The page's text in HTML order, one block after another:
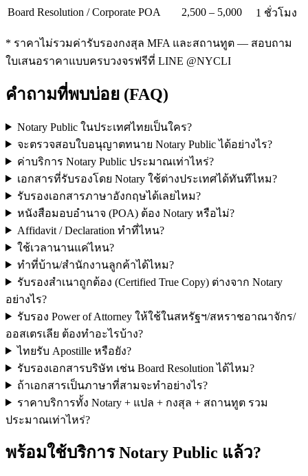
Board Resolution / Corporate POA
2,500 – 5,000 1 ชั่วโมง
* ราคาไม่รวมค่ารับรองกงสุล MFA และสถานทูต — สอบถาม
ใบเสนอราคาแบบครบวงจรฟรีที่ LINE @NYCLI
คำถามที่พบบ่อย (FAQ)
Notary Public ในประเทศไทยเป็นใคร?
จะตรวจสอบใบอนุญาตทนาย Notary Public ได้อย่างไร?
ค่าบริการ Notary Public ประมาณเท่าไหร่?
เอกสารที่รับรองโดย Notary ใช้ต่างประเทศได้ทันทีไหม?
รับรองเอกสารภาษาอังกฤษได้เลยไหม?
หนังสือมอบอำนาจ (POA) ต้อง Notary หรือไม่?
Affidavit / Declaration ทำที่ไหน?
ใช้เวลานานแค่ไหน?
ทำที่บ้าน/สำนักงานลูกค้าได้ไหม?
รับรองสำเนาถูกต้อง (Certified True Copy) ต่างจาก Notary
อย่างไร?
รับรอง Power of Attorney ให้ใช้ในสหรัฐฯ/สหราชอาณาจักร/
ออสเตรเลีย ต้องทำอะไรบ้าง?
ไทยรับ Apostille หรือยัง?
รับรองเอกสารบริษัท เช่น Board Resolution ได้ไหม?
ถ้าเอกสารเป็นภาษาที่สามจะทำอย่างไร?
ราคาบริการทั้ง Notary + แปล + กงสุล + สถานทูต รวม
ประมาณเท่าไหร่?
พร้อมใช้บริการ Notary Public แล้ว?